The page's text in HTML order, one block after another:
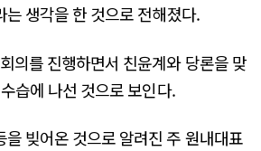
는 생각을 한 것으로 전해졌다.
의를 진행하면서 친윤계와 당론을 맞
습에 나선 것으로 보인다.
을 빚어온 것으로 알려진 주 원내대표